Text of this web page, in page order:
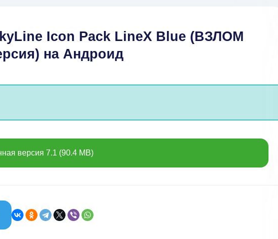
Icon Pack LineX Blue (ВЗЛОМ
на Андроид
версия 7.1 (90.4 MB)